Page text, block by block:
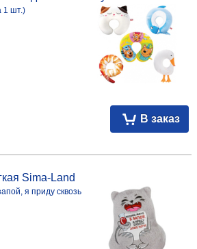
1 шт.)
В заказ
6,38 099210 10×8 см, «Люблю» 3,54 080591
Sima-Land
я приду сквозь